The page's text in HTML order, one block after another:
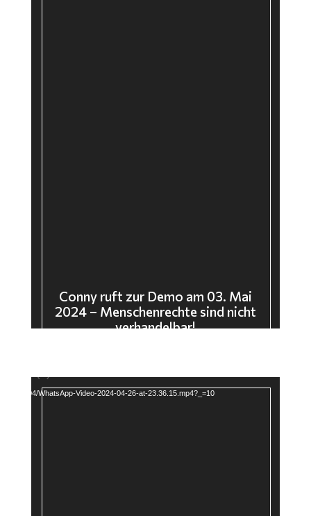
Conny ruft zur Demo am 03. Mai
2024 – Menschenrechte sind nicht
verhandelbar!
Player
2024/04/WhatsApp-Video-2024-04-26-at-23.36.15.mp4?_=10